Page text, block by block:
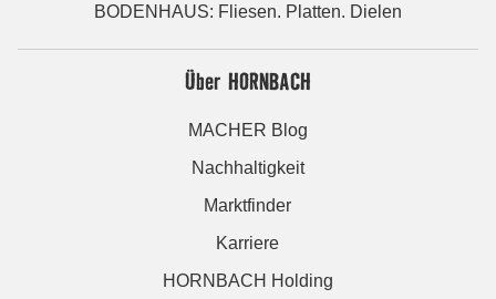
BODENHAUS: Fliesen. Platten. Dielen
Über HORNBACH
MACHER Blog
Nachhaltigkeit
Marktfinder
Karriere
HORNBACH Holding